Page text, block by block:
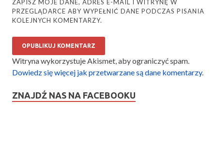
ZAPISZ MOJE DANE, ADRES E-MAIL I WITRYNĘ W
PRZEGLĄDARCE ABY WYPEŁNIĆ DANE PODCZAS PISANIA
KOLEJNYCH KOMENTARZY.
Witryna wykorzystuje Akismet, aby ograniczyć spam.
Dowiedz się więcej jak przetwarzane są dane komentarzy.
ZNAJDŹ NAS NA FACEBOOKU